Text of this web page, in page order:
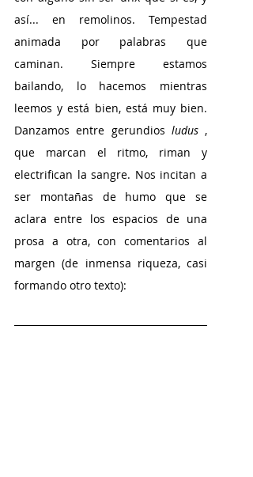
así... en remolinos. Tempestad
animada por palabras que
caminan. Siempre estamos
bailando, lo hacemos mientras
leemos y está bien, está muy bien.
Danzamos entre gerundios ludus ,
que marcan el ritmo, riman y
electrifican la sangre. Nos incitan a
ser montañas de humo que se
aclara entre los espacios de una
prosa a otra, con comentarios al
margen (de inmensa riqueza, casi
formando otro texto):